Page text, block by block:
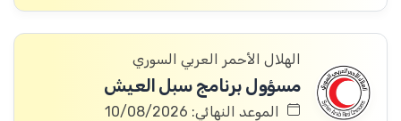
الهلال الأحمر العربي السوري
مسؤول برنامج سبل العيش
الموعد النهائي: 10/08/2026